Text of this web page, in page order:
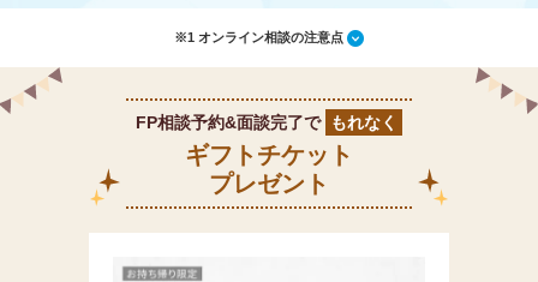
※1 オンライン相談の注意点
FP相談予約&面談完了で もれなく
ギフトチケット
プレゼント